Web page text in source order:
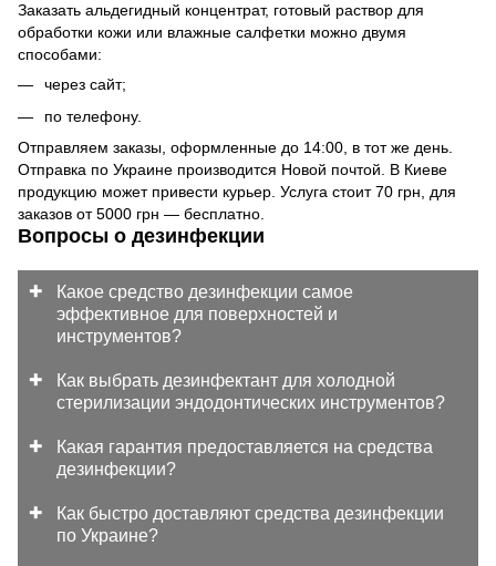
Заказать альдегидный концентрат, готовый раствор для
обработки кожи или влажные салфетки можно двумя
способами:
через сайт;
по телефону.
Отправляем заказы, оформленные до 14:00, в тот же день.
Отправка по Украине производится Новой почтой. В Киеве
продукцию может привести курьер. Услуга стоит 70 грн, для
заказов от 5000 грн — бесплатно.
Вопросы о дезинфекции
Какое средство дезинфекции самое
эффективное для поверхностей и
инструментов?
Как выбрать дезинфектант для холодной
стерилизации эндодонтических инструментов?
Какая гарантия предоставляется на средства
дезинфекции?
Как быстро доставляют средства дезинфекции
по Украине?